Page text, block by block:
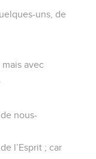
uns, de
avec
nous-
l’Esprit ; car